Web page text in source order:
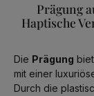
Prägung
Haptische
Die Prägung
mit einer
Durch die